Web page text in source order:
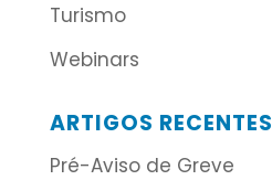
Turismo
Webinars
ARTIGOS RECENTES
Pré-Aviso de Greve